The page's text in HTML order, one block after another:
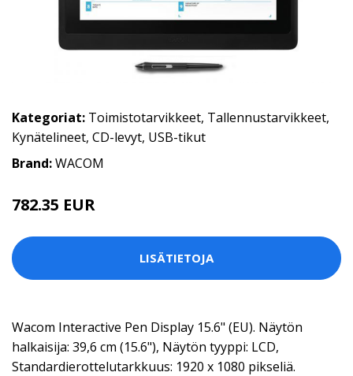
Kategoriat: Toimistotarvikkeet, Tallennustarvikkeet,
Kynätelineet, CD-levyt, USB-tikut
Brand:WACOM
782.35 EUR
LISÄTIETOJA
Wacom Interactive Pen Display 15.6" (EU). Näytön
halkaisija: 39,6 cm (15.6"), Näytön tyyppi: LCD,
Standardierottelutarkkuus: 1920 x 1080 pikseliä.